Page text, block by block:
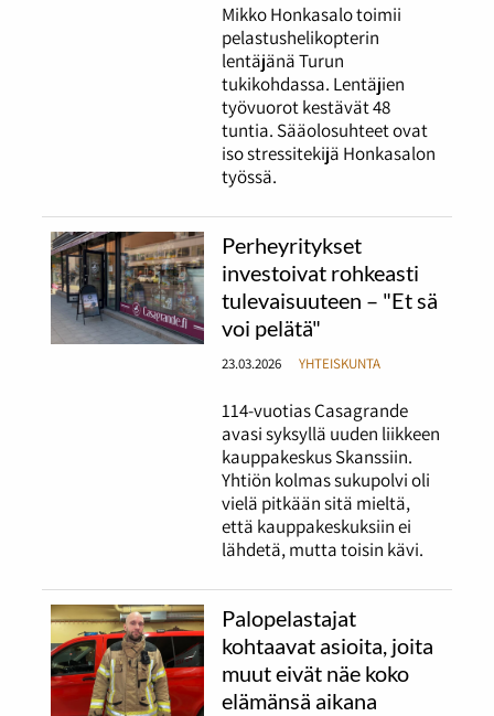
Mikko Honkasalo toimii
pelastushelikopterin
lentäjänä Turun
tukikohdassa. Lentäjien
työvuorot kestävät 48
tuntia. Sääolosuhteet ovat
iso stressitekijä Honkasalon
työssä.
Perheyritykset
investoivat rohkeasti
tulevaisuuteen – "Et sä
voi pelätä"
23.03.2026 YHTEISKUNTA
114-vuotias Casagrande
avasi syksyllä uuden liikkeen
kauppakeskus Skanssiin.
Yhtiön kolmas sukupolvi oli
vielä pitkään sitä mieltä,
että kauppakeskuksiin ei
lähdetä, mutta toisin kävi.
Palopelastajat
kohtaavat asioita, joita
muut eivät näe koko
elämänsä aikana